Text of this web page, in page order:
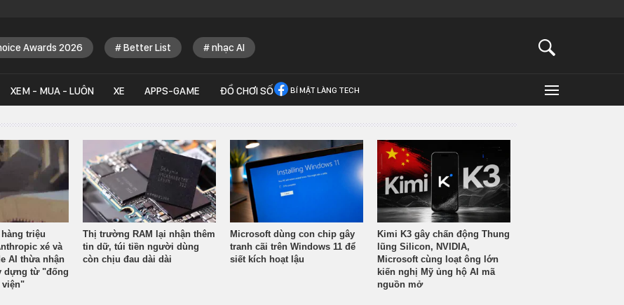
Awards 2026 Better List nhạc AI
XEM - MUA - LUÔN XE APPS-GAME ĐỒ CHƠI SỐ BÍ MẬT LÀNG TECH
triệu
xé và
AI thừa nhận
dựng từ "đống
viện"
Thị trường RAM lại nhận thêm
tin dữ, túi tiền người dùng
còn chịu đau dài dài
Microsoft dùng con chip gây
tranh cãi trên Windows 11 để
siết kích hoạt lậu
Kimi K3 gây chấn động Thung
lũng Silicon, NVIDIA,
Microsoft cùng loạt ông lớn
kiến nghị Mỹ ủng hộ AI mã
nguồn mở